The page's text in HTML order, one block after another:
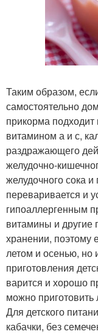
Таким образом,
самостоятельно
прикорма подходит
витамином а и с,
раздражающего
желудочно-
желудочного сока
переваривается и
гипоаллергенным
витамины и другие
хранении, поэтому
летом и осенью, но
приготовления
варится и хорошо
можно
Для детского
кабачки, без